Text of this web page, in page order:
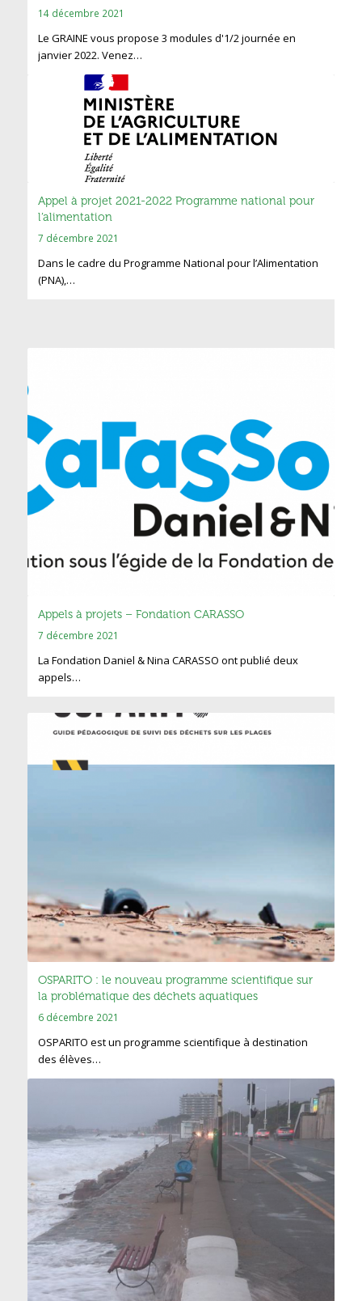
14 décembre 2021
Le GRAINE vous propose 3 modules d'1/2 journée en
janvier 2022. Venez…
Appel à projet 2021-2022 Programme national pour
l’alimentation
7 décembre 2021
Dans le cadre du Programme National pour l’Alimentation
(PNA),…
Appels à projets – Fondation CARASSO
7 décembre 2021
La Fondation Daniel & Nina CARASSO ont publié deux
appels…
OSPARITO : le nouveau programme scientifique sur
la problématique des déchets aquatiques
6 décembre 2021
OSPARITO est un programme scientifique à destination
des élèves…